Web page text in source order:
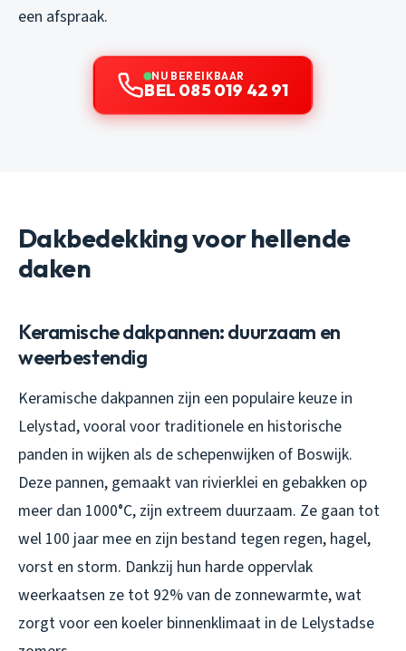
een afspraak.
NU BEREIKBAAR
BEL 085 019 42 91
Dakbedekking voor hellende
daken
Keramische dakpannen: duurzaam en
weerbestendig
Keramische dakpannen zijn een populaire keuze in
Lelystad, vooral voor traditionele en historische
panden in wijken als de schepenwijken of Boswijk.
Deze pannen, gemaakt van rivierklei en gebakken op
meer dan 1000°C, zijn extreem duurzaam. Ze gaan tot
wel 100 jaar mee en zijn bestand tegen regen, hagel,
vorst en storm. Dankzij hun harde oppervlak
weerkaatsen ze tot 92% van de zonnewarmte, wat
zorgt voor een koeler binnenklimaat in de Lelystadse